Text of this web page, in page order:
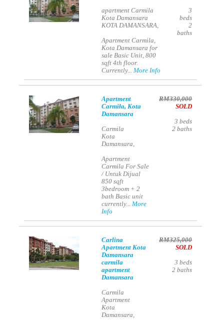
apartment Carmila
Kota Damansara
KOTA DAMANSARA,
Apartment Carmila,
Kota Damansara for
sale Basic Unit, 800
sqft 4th floor.
Currently...More Info
3
beds
2
baths
Apartment
Carmila, Kota
Damansara
Carmila
Kota
Damansara,
Apartment
Carmila For Sale
/ Untuk Dijual
850 sqft
3bedroom + 2
bath Basic unit
currently...More
Info
RM330,000
SOLD
3 beds
2 baths
Carlina
Apartment Kota
Damansara
carmila
apartment
Damansara
Carmila
Apartment
Kota
Damansara,
RM325,000
SOLD
3 beds
2 baths